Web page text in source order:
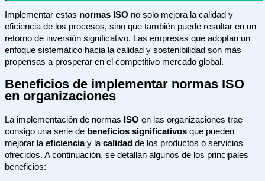
Implementar estas normas ISO no solo mejora la calidad y
eficiencia de los procesos, sino que también puede resultar en un
retorno de inversión significativo. Las empresas que adoptan un
enfoque sistemático hacia la calidad y sostenibilidad son más
propensas a prosperar en el competitivo mercado global.
Beneficios de implementar normas ISO
en organizaciones
La implementación de normas ISO en las organizaciones trae
consigo una serie de beneficios significativos que pueden
mejorar laeficienciay lacalidad de los productos o servicios
ofrecidos. A continuación, se detallan algunos de los principales
beneficios: